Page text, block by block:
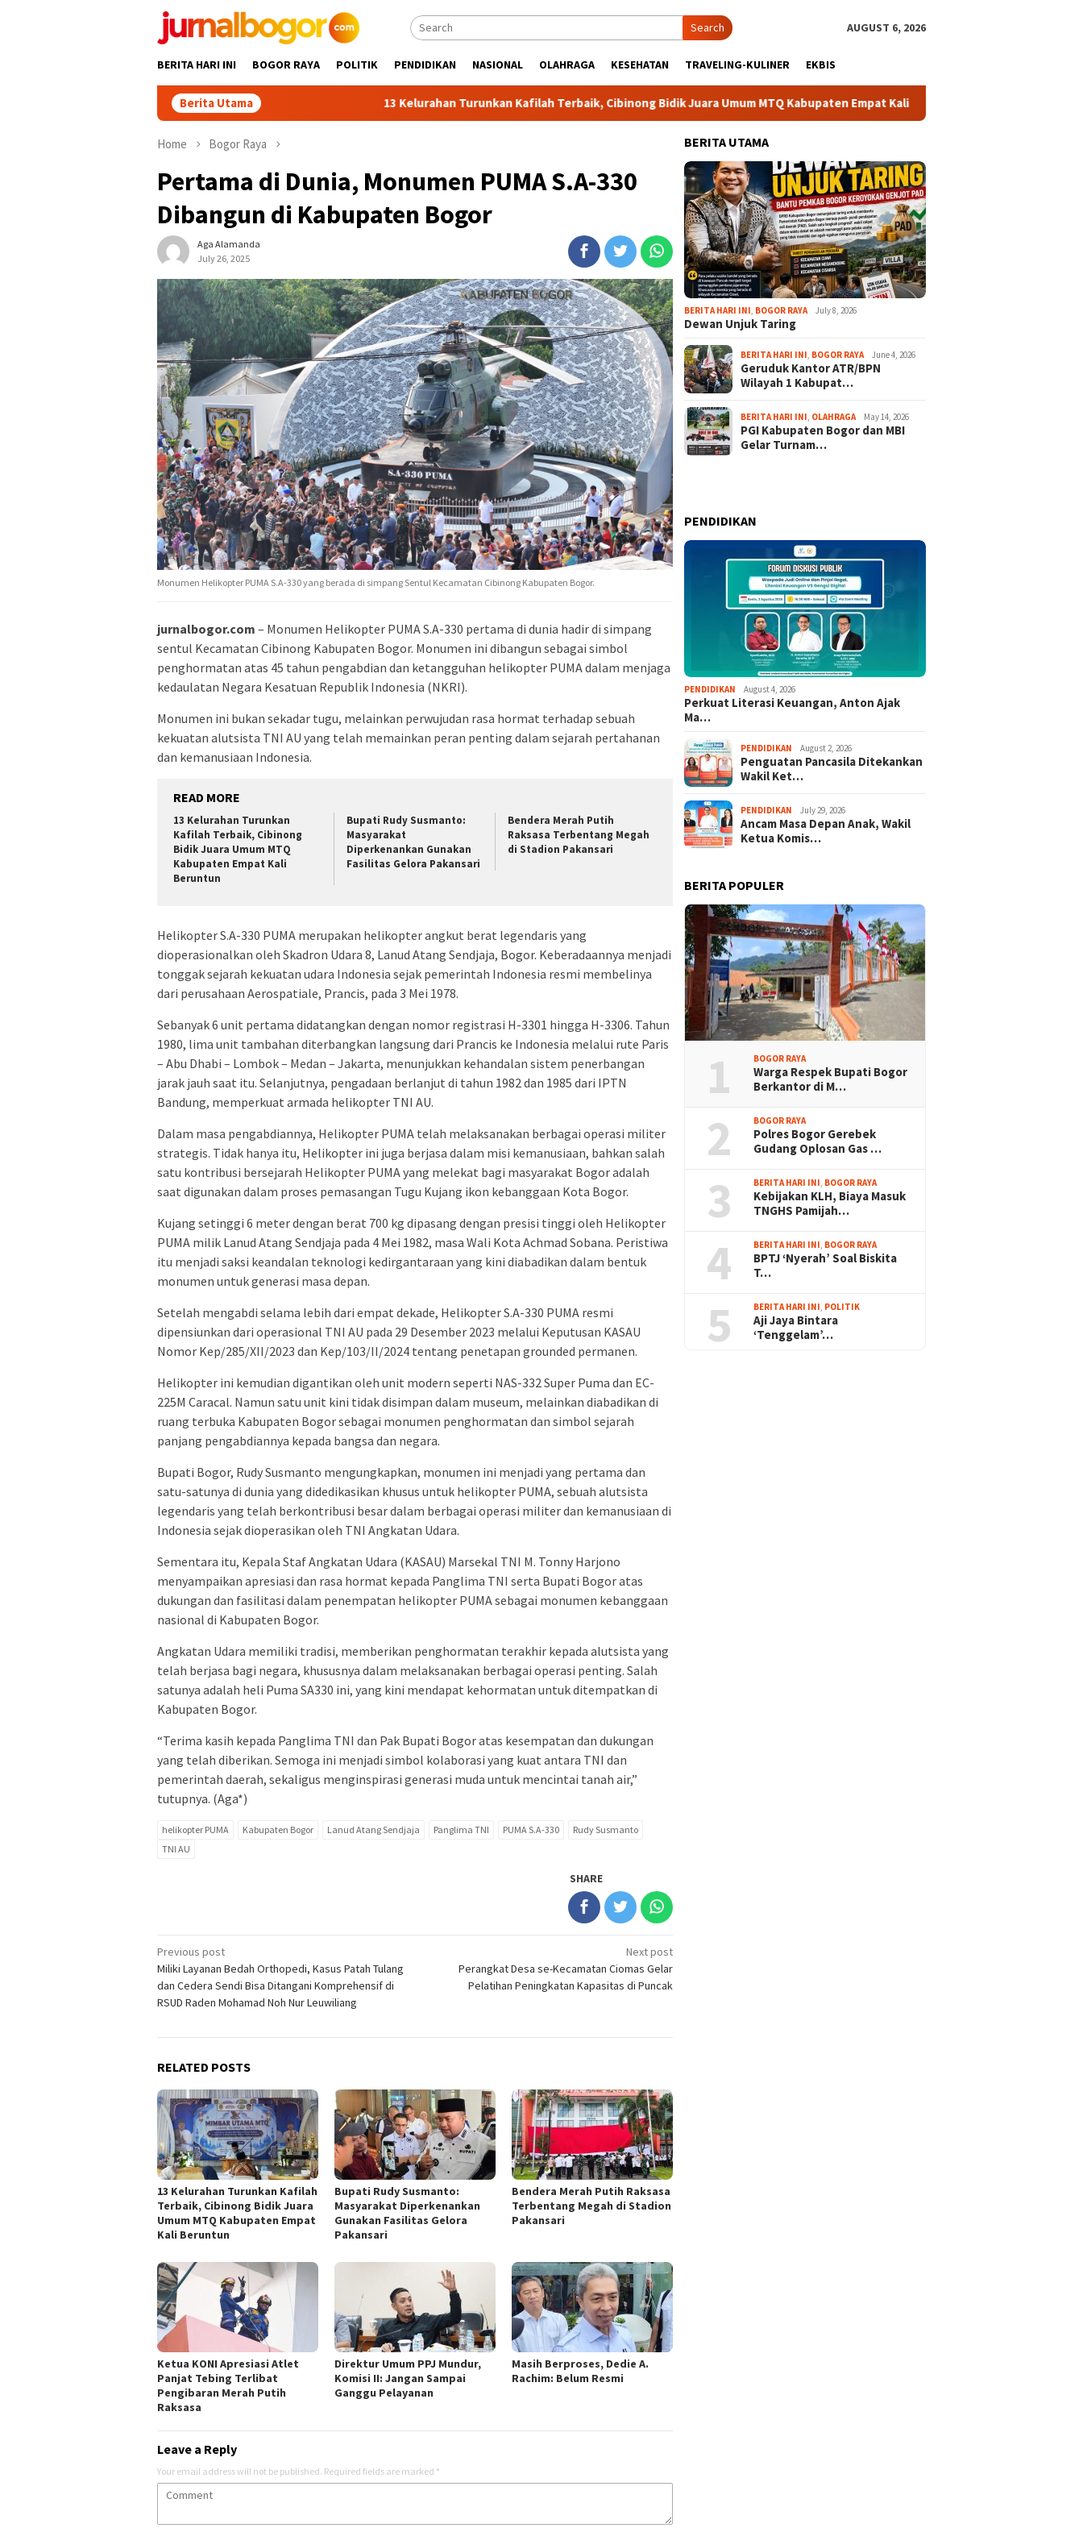
Search AUGUST 6, 2026
BERITA HARI INI BOGOR RAYA POLITIK PENDIDIKAN NASIONAL OLAHRAGA KESEHATAN TRAVELING-KULINER EKBIS
Berita Utama 13 Kelurahan Turunkan Kafilah Terbaik, Cibinong Bidik Juara Umum MTQ Kabupaten Empat Kali Beruntun
Home Bogor Raya
Pertama di Dunia, Monumen PUMA S.A-330
Dibangun di Kabupaten Bogor
Aga Alamanda
July 26, 2025
Monumen Helikopter PUMA S.A-330 yang berada di simpang Sentul Kecamatan Cibinong Kabupaten Bogor.
jurnalbogor.com – Monumen Helikopter PUMA S.A-330 pertama di dunia hadir di simpang
sentul Kecamatan Cibinong Kabupaten Bogor. Monumen ini dibangun sebagai simbol
penghormatan atas 45 tahun pengabdian dan ketangguhan helikopter PUMA dalam menjaga
kedaulatan Negara Kesatuan Republik Indonesia (NKRI).
Monumen ini bukan sekadar tugu, melainkan perwujudan rasa hormat terhadap sebuah
kekuatan alutsista TNI AU yang telah memainkan peran penting dalam sejarah pertahanan
dan kemanusiaan Indonesia.
READ MORE
13 Kelurahan Turunkan
Kafilah Terbaik, Cibinong
Bidik Juara Umum MTQ
Kabupaten Empat Kali
Beruntun
Bupati Rudy Susmanto:
Masyarakat
Diperkenankan Gunakan
Fasilitas Gelora Pakansari
Bendera Merah Putih
Raksasa Terbentang Megah
di Stadion Pakansari
Helikopter S.A-330 PUMA merupakan helikopter angkut berat legendaris yang
dioperasionalkan oleh Skadron Udara 8, Lanud Atang Sendjaja, Bogor. Keberadaannya menjadi
tonggak sejarah kekuatan udara Indonesia sejak pemerintah Indonesia resmi membelinya
dari perusahaan Aerospatiale, Prancis, pada 3 Mei 1978.
Sebanyak 6 unit pertama didatangkan dengan nomor registrasi H-3301 hingga H-3306. Tahun
1980, lima unit tambahan diterbangkan langsung dari Prancis ke Indonesia melalui rute Paris
– Abu Dhabi – Lombok – Medan – Jakarta, menunjukkan kehandalan sistem penerbangan
jarak jauh saat itu. Selanjutnya, pengadaan berlanjut di tahun 1982 dan 1985 dari IPTN
Bandung, memperkuat armada helikopter TNI AU.
Dalam masa pengabdiannya, Helikopter PUMA telah melaksanakan berbagai operasi militer
strategis. Tidak hanya itu, Helikopter ini juga berjasa dalam misi kemanusiaan, bahkan salah
satu kontribusi bersejarah Helikopter PUMA yang melekat bagi masyarakat Bogor adalah
saat digunakan dalam proses pemasangan Tugu Kujang ikon kebanggaan Kota Bogor.
Kujang setinggi 6 meter dengan berat 700 kg dipasang dengan presisi tinggi oleh Helikopter
PUMA milik Lanud Atang Sendjaja pada 4 Mei 1982, masa Wali Kota Achmad Sobana. Peristiwa
itu menjadi saksi keandalan teknologi kedirgantaraan yang kini diabadikan dalam bentuk
monumen untuk generasi masa depan.
Setelah mengabdi selama lebih dari empat dekade, Helikopter S.A-330 PUMA resmi
dipensiunkan dari operasional TNI AU pada 29 Desember 2023 melalui Keputusan KASAU
Nomor Kep/285/XII/2023 dan Kep/103/II/2024 tentang penetapan grounded permanen.
Helikopter ini kemudian digantikan oleh unit modern seperti NAS-332 Super Puma dan EC-
225M Caracal. Namun satu unit kini tidak disimpan dalam museum, melainkan diabadikan di
ruang terbuka Kabupaten Bogor sebagai monumen penghormatan dan simbol sejarah
panjang pengabdiannya kepada bangsa dan negara.
Bupati Bogor, Rudy Susmanto mengungkapkan, monumen ini menjadi yang pertama dan
satu-satunya di dunia yang didedikasikan khusus untuk helikopter PUMA, sebuah alutsista
legendaris yang telah berkontribusi besar dalam berbagai operasi militer dan kemanusiaan di
Indonesia sejak dioperasikan oleh TNI Angkatan Udara.
Sementara itu, Kepala Staf Angkatan Udara (KASAU) Marsekal TNI M. Tonny Harjono
menyampaikan apresiasi dan rasa hormat kepada Panglima TNI serta Bupati Bogor atas
dukungan dan fasilitasi dalam penempatan helikopter PUMA sebagai monumen kebanggaan
nasional di Kabupaten Bogor.
Angkatan Udara memiliki tradisi, memberikan penghormatan terakhir kepada alutsista yang
telah berjasa bagi negara, khususnya dalam melaksanakan berbagai operasi penting. Salah
satunya adalah heli Puma SA330 ini, yang kini mendapat kehormatan untuk ditempatkan di
Kabupaten Bogor.
“Terima kasih kepada Panglima TNI dan Pak Bupati Bogor atas kesempatan dan dukungan
yang telah diberikan. Semoga ini menjadi simbol kolaborasi yang kuat antara TNI dan
pemerintah daerah, sekaligus menginspirasi generasi muda untuk mencintai tanah air,”
tutupnya. (Aga*)
helikopter PUMA Kabupaten Bogor Lanud Atang Sendjaja Panglima TNI PUMA S.A-330
Rudy Susmanto
TNI AU
SHARE
Post
navigation
Previous post
Miliki Layanan Bedah Orthopedi, Kasus Patah Tulang
dan Cedera Sendi Bisa Ditangani Komprehensif di
RSUD Raden Mohamad Noh Nur Leuwiliang
Next post
Perangkat Desa se-Kecamatan Ciomas Gelar
Pelatihan Peningkatan Kapasitas di Puncak
RELATED POSTS
13 Kelurahan Turunkan Kafilah
Terbaik, Cibinong Bidik Juara
Umum MTQ Kabupaten Empat
Kali Beruntun
Bupati Rudy Susmanto:
Masyarakat Diperkenankan
Gunakan Fasilitas Gelora
Pakansari
Bendera Merah Putih Raksasa
Terbentang Megah di Stadion
Pakansari
Ketua KONI Apresiasi Atlet
Panjat Tebing Terlibat
Pengibaran Merah Putih
Raksasa
Direktur Umum PPJ Mundur,
Komisi II: Jangan Sampai
Ganggu Pelayanan
Masih Berproses, Dedie A.
Rachim: Belum Resmi
Leave a Reply
Your email address will not be published. Required fields are marked *
BERITA UTAMA
BERITA HARI INI BOGOR RAYA July 8, 2026
Dewan Unjuk Taring
BERITA HARI INI BOGOR RAYA June 4, 2026
Geruduk Kantor ATR/BPN
Wilayah 1 Kabupat…
BERITA HARI INI OLAHRAGA May 14, 2026
PGI Kabupaten Bogor dan MBI
Gelar Turnam…
PENDIDIKAN
PENDIDIKAN August 4, 2026
Perkuat Literasi Keuangan, Anton Ajak
Ma…
PENDIDIKAN August 2, 2026
Penguatan Pancasila Ditekankan
Wakil Ket…
PENDIDIKAN July 29, 2026
Ancam Masa Depan Anak, Wakil
Ketua Komis…
BERITA POPULER
1 BOGOR RAYA
Warga Respek Bupati Bogor
Berkantor di M…
2 BOGOR RAYA
Polres Bogor Gerebek
Gudang Oplosan Gas …
3 BERITA HARI INI, BOGOR RAYA
Kebijakan KLH, Biaya Masuk
TNGHS Pamijah…
4 BERITA HARI INI, BOGOR RAYA
BPTJ ‘Nyerah’ Soal Biskita
T…
5 BERITA HARI INI, POLITIK
Aji Jaya Bintara
‘Tenggelam’…